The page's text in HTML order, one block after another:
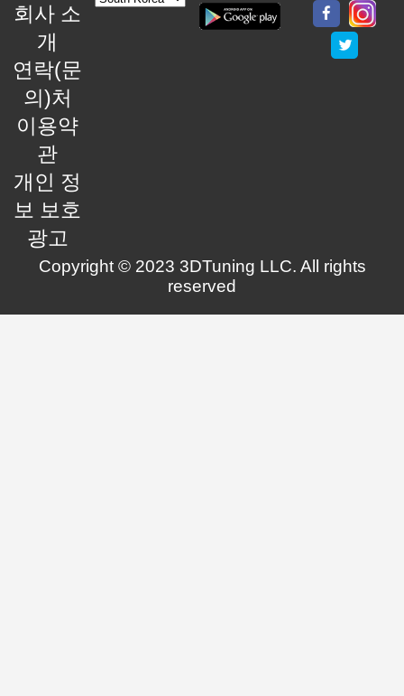
회사 소
개
연락(문
의)처
이용약
관
개인 정
보 보호
광고
Copyright © 2023 3DTuning LLC. All rights
reserved